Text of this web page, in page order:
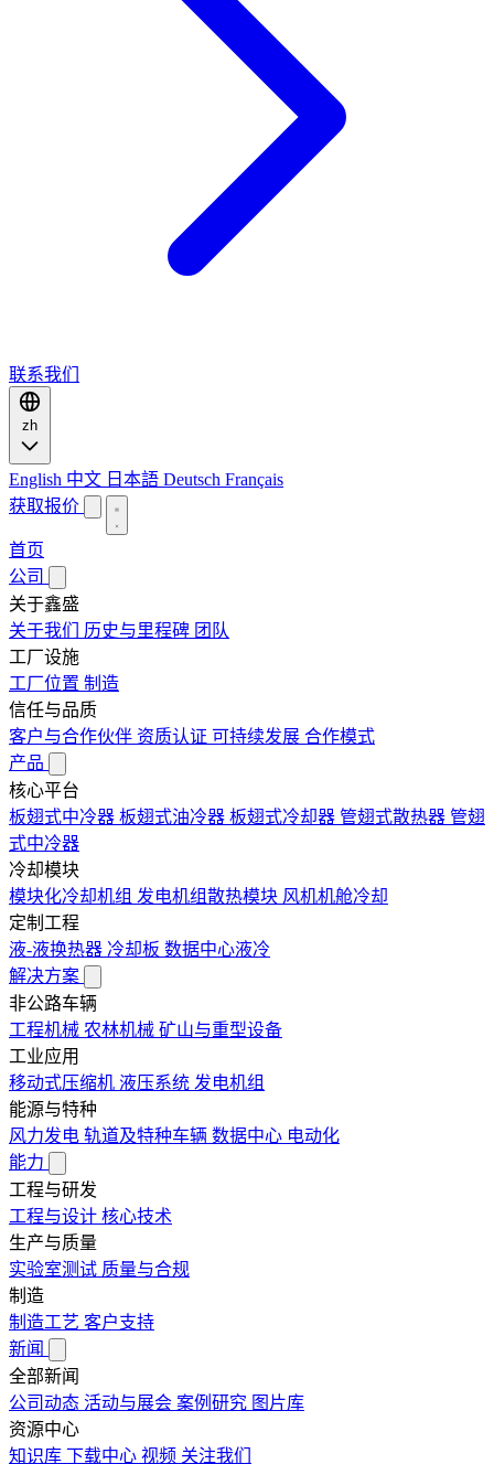
联系我们
zh
English 中文 日本語 Deutsch Français
获取报价
首页
公司
关于鑫盛
关于我们 历史与里程碑 团队
工厂设施
工厂位置 制造
信任与品质
客户与合作伙伴 资质认证 可持续发展 合作模式
产品
核心平台
板翅式中冷器 板翅式油冷器 板翅式冷却器 管翅式散热器 管翅
式中冷器
冷却模块
模块化冷却机组 发电机组散热模块 风机机舱冷却
定制工程
液-液换热器 冷却板 数据中心液冷
解决方案
非公路车辆
工程机械 农林机械 矿山与重型设备
工业应用
移动式压缩机 液压系统 发电机组
能源与特种
风力发电 轨道及特种车辆 数据中心 电动化
能力
工程与研发
工程与设计 核心技术
生产与质量
实验室测试 质量与合规
制造
制造工艺 客户支持
新闻
全部新闻
公司动态 活动与展会 案例研究 图片库
资源中心
知识库 下载中心 视频 关注我们